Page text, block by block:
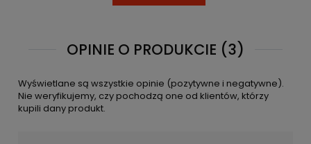
OPINIE O PRODUKCIE (3)
Wyświetlane są wszystkie opinie (pozytywne i negatywne).
Nie weryfikujemy, czy pochodzą one od klientów, którzy
kupili dany produkt.